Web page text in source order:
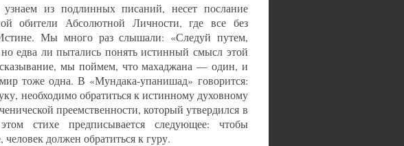
из подлинных писаний, несет послание
обители Абсолютной Личности, где все без
Мы много раз слышали: «Следуй путем,
едва ли пытались понять истинный смысл этой
мы поймем, что махаджана — один, и
тоже одна. В «Мундака-упанишад» говорится:
необходимо обратиться к истинному духовному
преемственности, который утвердился в
стихе предписывается следующее: чтобы
должен обратиться к гуру.